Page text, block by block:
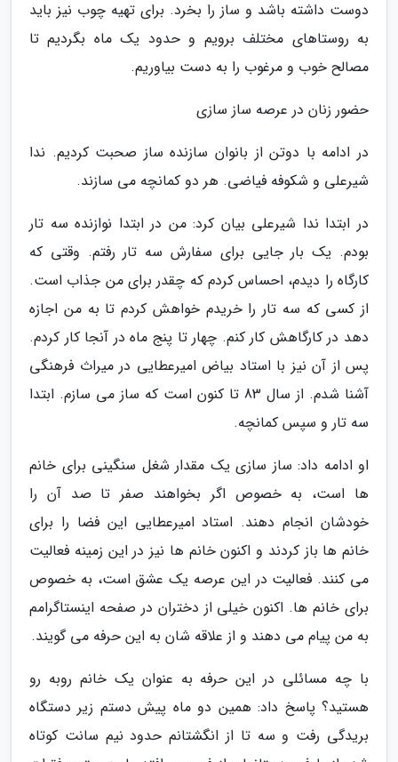
دوست داشته باشد و ساز را بخرد. برای تهیه چوب نیز باید
به روستاهای مختلف برویم و حدود یک ماه بگردیم تا
مصالح خوب و مرغوب را به دست بیاوریم.
حضور زنان در عرصه ساز سازی
در ادامه با دوتن از بانوان سازنده ساز صحبت کردیم. ندا
شیرعلی و شکوفه فیاضی. هر دو کمانچه می سازند.
در ابتدا ندا شیرعلی بیان کرد: من در ابتدا نوازنده سه تار
بودم. یک بار جایی برای سفارش سه تار رفتم. وقتی که
کارگاه را دیدم، احساس کردم که چقدر برای من جذاب است.
از کسی که سه تار را خریدم خواهش کردم تا به من اجازه
دهد در کارگاهش کار کنم. چهار تا پنج ماه در آنجا کار کردم.
پس از آن نیز با استاد بیاض امیرعطایی در میراث فرهنگی
آشنا شدم. از سال 83 تا کنون است که ساز می سازم. ابتدا
سه تار و سپس کمانچه.
او ادامه داد: ساز سازی یک مقدار شغل سنگینی برای خانم
ها است، به خصوص اگر بخواهند صفر تا صد آن را
خودشان انجام دهند. استاد امیرعطایی این فضا را برای
خانم ها باز کردند و اکنون خانم ها نیز در این زمینه فعالیت
می کنند. فعالیت در این عرصه یک عشق است، به خصوص
برای خانم ها. اکنون خیلی از دختران در صفحه اینستاگرامم
به من پیام می دهند و از علاقه شان به این حرفه می گویند.
با چه مسائلی در این حرفه به عنوان یک خانم روبه رو
هستید؟ پاسخ داد: همین دو ماه پیش دستم زیر دستگاه
بریدگی رفت و سه تا از انگشتانم حدود نیم سانت کوتاه